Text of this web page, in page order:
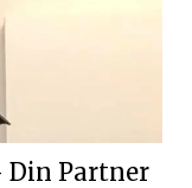
Din Partner